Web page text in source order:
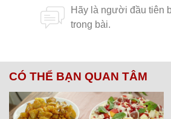
CÓ THỂ BẠN QUAN TÂM